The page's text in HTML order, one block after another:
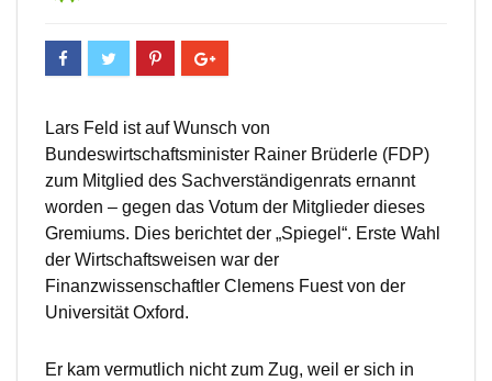
Lars Feld ist auf Wunsch von
Bundeswirtschaftsminister Rainer Brüderle (FDP)
zum Mitglied des Sachverständigenrats ernannt
worden – gegen das Votum der Mitglieder dieses
Gremiums. Dies berichtet der „Spiegel“. Erste Wahl
der Wirtschaftsweisen war der
Finanzwissenschaftler Clemens Fuest von der
Universität Oxford.
Er kam vermutlich nicht zum Zug, weil er sich in